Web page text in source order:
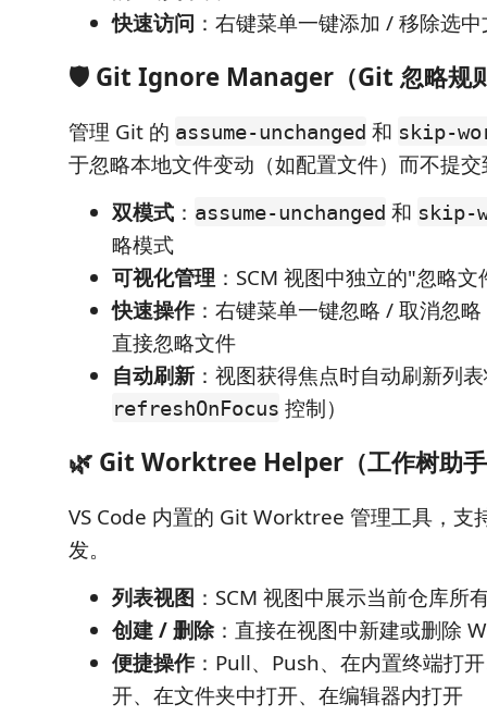
快速访问 ：右键菜单一键添加 / 移除选
🛡️ Git Ignore Manager（Git 忽略规
管理 Git 的 assume-unchanged 和 skip-
于忽略本地文件变动（如配置文件）而不提
双模式 ： assume-unchanged 和 skip-
略模式
可视化管理 ：SCM 视图中独立的"忽略
快速操作：右键菜单一键忽略 / 取消忽
直接忽略文件
自动刷新 ：视图获得焦点时自动刷新列
refreshOnFocus 控制）
🌿 Git Worktree Helper（工作树助
VS Code 内置的 Git Worktree 管理工具，支
发。
列表视图 ：SCM 视图中展示当前仓库所
创建 / 删除：直接在视图中新建或删除
便捷操作：Pull、Push、在内置终端打
开、在文件夹中打开、在编辑器内打开